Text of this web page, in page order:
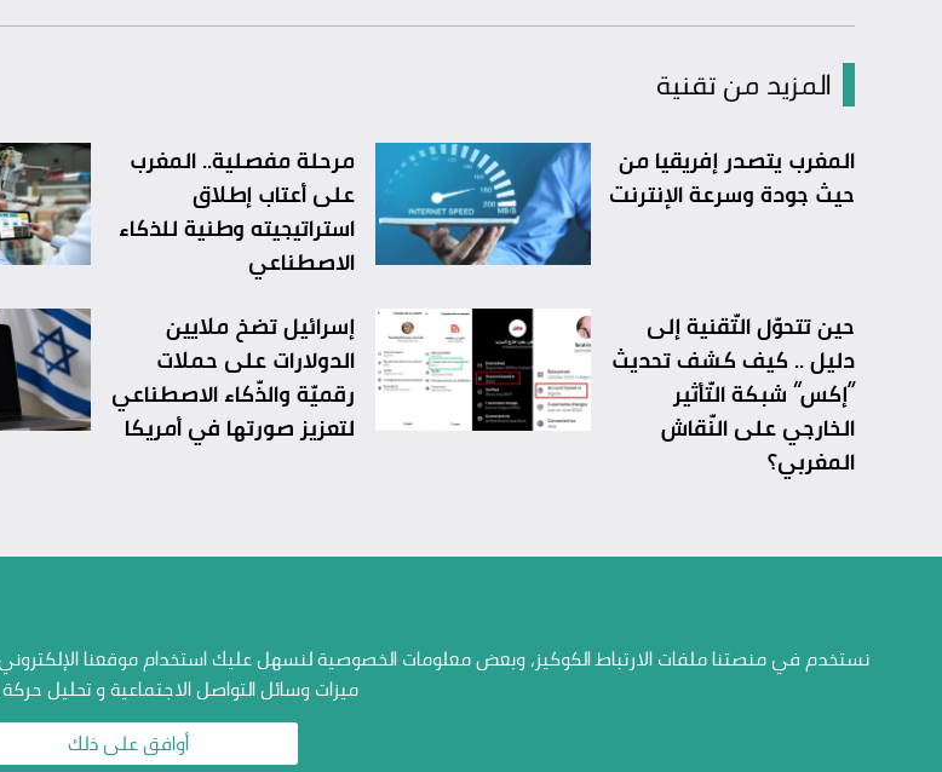
المزيد من تقنية
المغرب يتصدر إفريقيا من
حيث جودة وسرعة الإنترنت
مرحلة مفصلية.. المغرب
على أعتاب إطلاق
استراتيجيته وطنية للذكاء
الاصطناعي
حين تتحوّل التّقنية إلى
دليل .. كيف كشف تحديث
“إكس” شبكة التّأثير
الخارجي على النّقاش
المغربي؟
إسرائيل تضخ ملايين
الدولارات على حملات
رقميّة والذّكاء الاصطناعي
لتعزيز صورتها في أمريكا
الإتصال بنا
الإتصال بنا
الإتصال بنا
أرشيف الاستطلاعات
نستخدم في منصتنا ملفات الارتباط الكوكيز، وبعض معلومات الخصوصية لنسهل عليك استخدام موقعنا
ميزات وسائل التواصل الاجتماعية و تحليل حركة
أوافق على ذلك